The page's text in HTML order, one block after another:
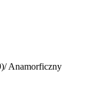
Anamorficzny